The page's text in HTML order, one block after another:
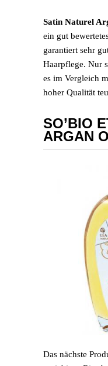
Satin Naturel
ein gut
garantiert sehr
Haarpflege. Nur
es im Vergleich
hoher Qualität
SO’BIO
ARGAN
Das nächste